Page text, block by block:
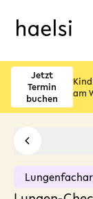
Jetzt
Termin
buchen
am